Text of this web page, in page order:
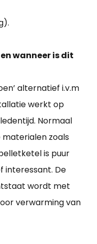
wanneer is dit
alternatief i.v.m
werkt op
Normaal
materialen zoals
is puur
interessant. De
wordt met
verwarming van